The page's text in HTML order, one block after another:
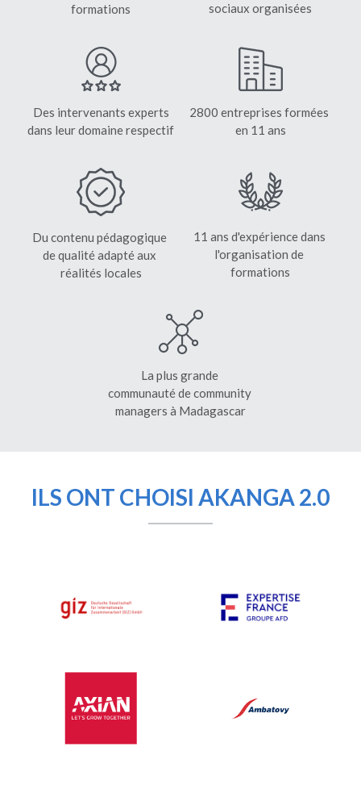
formations
sociaux organisées
Des intervenants experts
dans leur domaine respectif
2800 entreprises formées
en 11 ans
Du contenu pédagogique
de qualité adapté aux
réalités locales
11 ans d'expérience dans
l'organisation de
formations
La plus grande
communauté de community
managers à Madagascar
ILS ONT CHOISI AKANGA 2.0